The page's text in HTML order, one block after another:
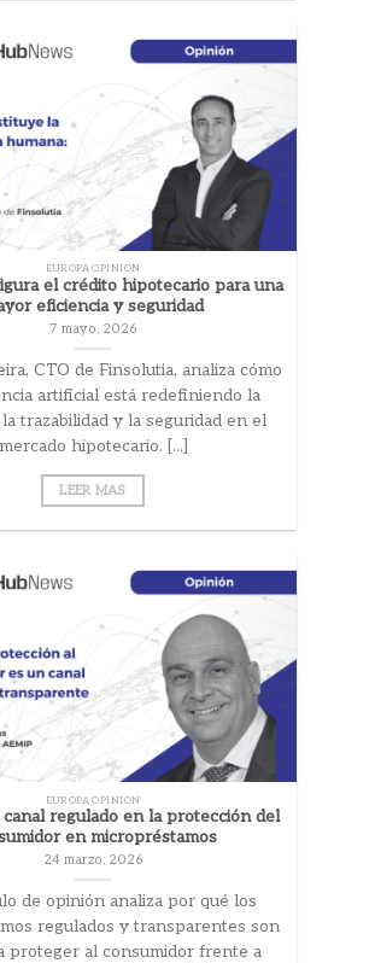
EUROPA OPINION
el crédito hipotecario para una
eficiencia y seguridad
7 mayo, 2026
CTO de Finsolutia, analiza cómo
artificial está redefiniendo la
trazabilidad y la seguridad en el
mercado hipotecario. [...]
LEER MAS
EUROPA OPINION
regulado en la protección del
en micropréstamos
24 marzo, 2026
de opinión analiza por qué los
regulados y transparentes son
proteger al consumidor frente a